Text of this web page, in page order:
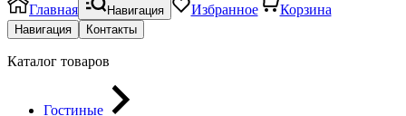
Главная Навигация Избранное Корзина
Навигация Контакты
Каталог товаров
Гостиные